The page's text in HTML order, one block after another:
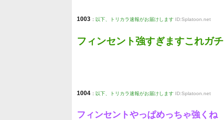
1003 : 以下、トリカラ速報がお届けします ID:Splatoon.net
フィンセント強すぎますこれガチ
1004 : 以下、トリカラ速報がお届けします ID:Splatoon.net
フィンセントやっぱめっちゃ強くね